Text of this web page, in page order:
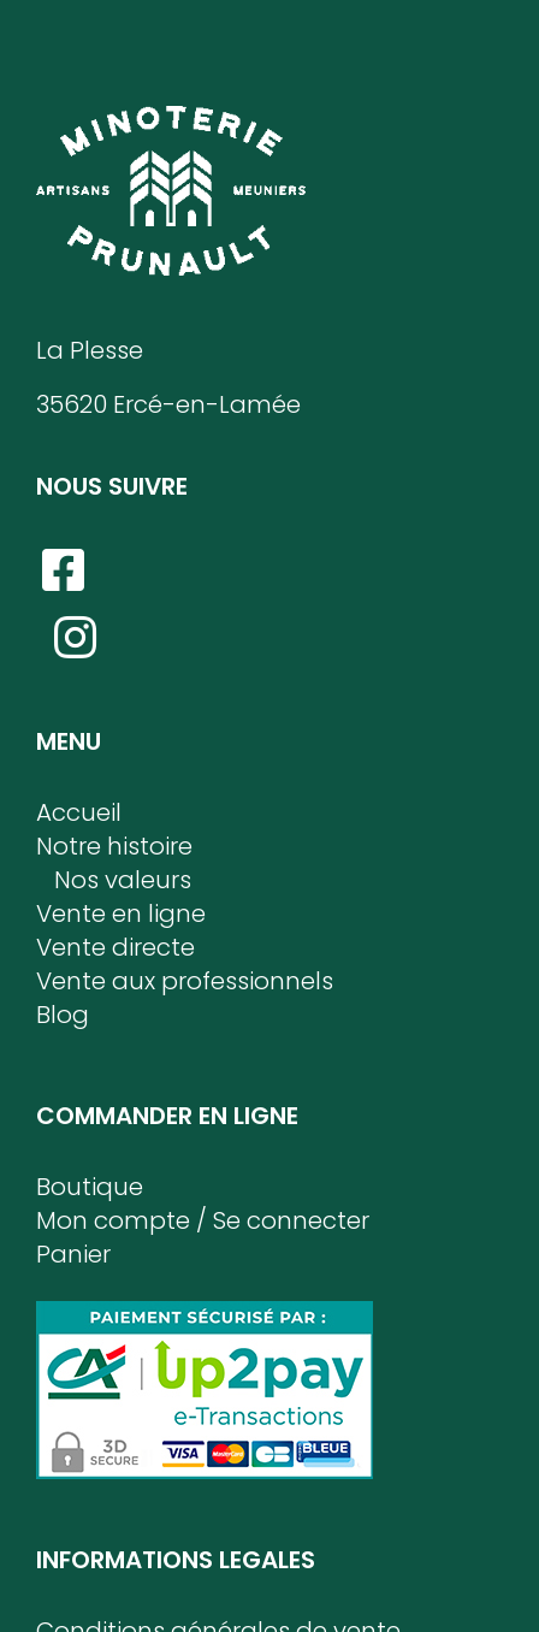
La Plesse
35620 Ercé-en-Lamée
NOUS SUIVRE
MENU
Accueil
Notre histoire
Nos valeurs
Vente en ligne
Vente directe
Vente aux professionnels
Blog
COMMANDER EN LIGNE
Boutique
Mon compte / Se connecter
Panier
INFORMATIONS LEGALES